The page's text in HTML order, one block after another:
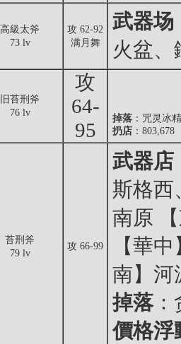
高級太斧
73 lv
攻 62-92
满月舞
武器场
火盆、
旧苔刑斧
76 lv
攻
64-
95
掉落 ： 咒灵冰
扔店 ：803,678
苔刑斧
79 lv
攻 66-99
武器店
斯格西
南原
【華
南】河
掉落：
價格浮